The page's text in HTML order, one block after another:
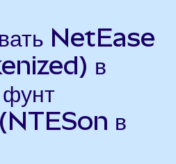
NetEase
в
(NTESon в